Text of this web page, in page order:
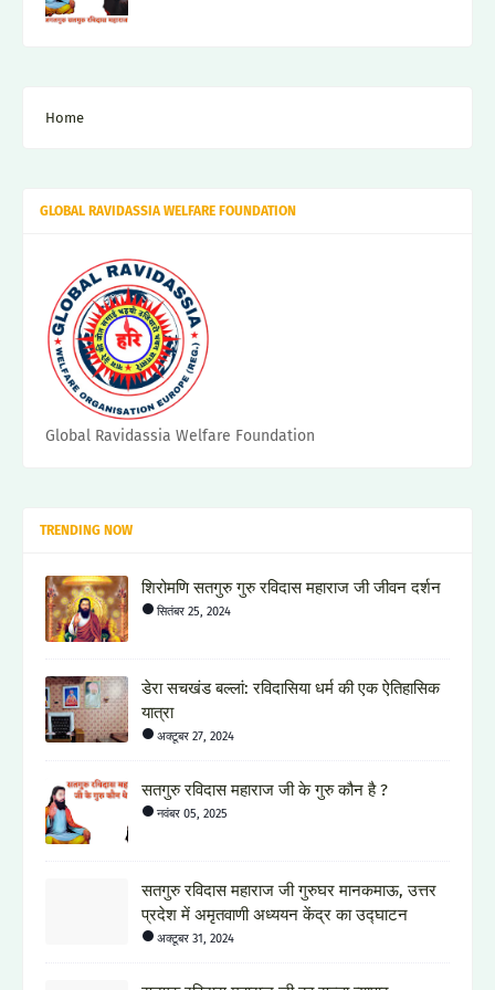
Home
GLOBAL RAVIDASSIA WELFARE FOUNDATION
Global Ravidassia Welfare Foundation
TRENDING NOW
शिरोमणि सतगुरु गुरु रविदास महाराज जी जीवन दर्शन
सितंबर 25, 2024
डेरा सचखंड बल्लां: रविदासिया धर्म की एक ऐतिहासिक
यात्रा
अक्टूबर 27, 2024
सतगुरु रविदास महाराज जी के गुरु कौन है ?
नवंबर 05, 2025
सतगुरु रविदास महाराज जी गुरुघर मानकमाऊ, उत्तर
प्रदेश में अमृतवाणी अध्ययन केंद्र का उद्घाटन
अक्टूबर 31, 2024